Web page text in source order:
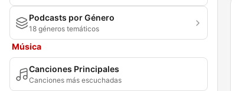
Podcasts por Género
18 géneros temáticos
Música
Canciones Principales
Canciones más escuchadas